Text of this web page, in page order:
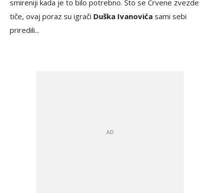
smireniji kada je to bilo potrebno. Što se Crvene zvezde
tiče, ovaj poraz su igrači Duška Ivanovića sami sebi
priredili...